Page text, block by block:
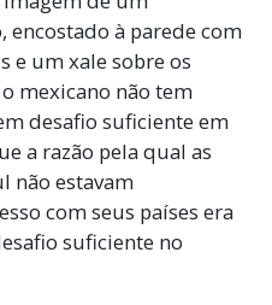
encostado à parede com
e um xale sobre os
mexicano não tem
desafio suficiente em
a razão pela qual as
não estavam
com seus países era
suficiente no